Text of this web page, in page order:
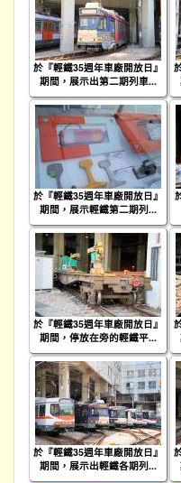
於『輕鐵35週年車廠開放日』
期間，展示出第二期列車...
於『輕鐵35週年車廠開放日』
期間，展示輕鐵第二期列...
於『輕鐵35週年車廠開放日』
期間，停放在旁的輕鐵平...
於『輕鐵35週年車廠開放日』
期間，展示出輕鐵各期列...